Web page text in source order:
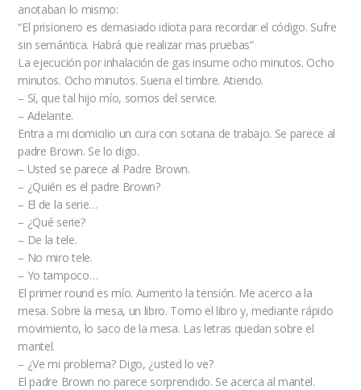
anotaban lo mismo:
“El prisionero es demasiado idiota para recordar el código. Sufre
sin semántica. Habrá que realizar mas pruebas”
La ejecución por inhalación de gas insume ocho minutos. Ocho
minutos. Ocho minutos. Suena el timbre. Atiendo.
– Sí, que tal hijo mío, somos del service.
– Adelante.
Entra a mi domicilio un cura con sotana de trabajo. Se parece al
padre Brown. Se lo digo.
– Usted se parece al Padre Brown.
– ¿Quién es el padre Brown?
– El de la serie…
– ¿Qué serie?
– De la tele.
– No miro tele.
– Yo tampoco…
El primer round es mío. Aumento la tensión. Me acerco a la
mesa. Sobre la mesa, un libro. Tomo el libro y, mediante rápido
movimiento, lo saco de la mesa. Las letras quedan sobre el
mantel.
– ¿Ve mi problema? Digo, ¿usted lo ve?
El padre Brown no parece sorprendido. Se acerca al mantel.